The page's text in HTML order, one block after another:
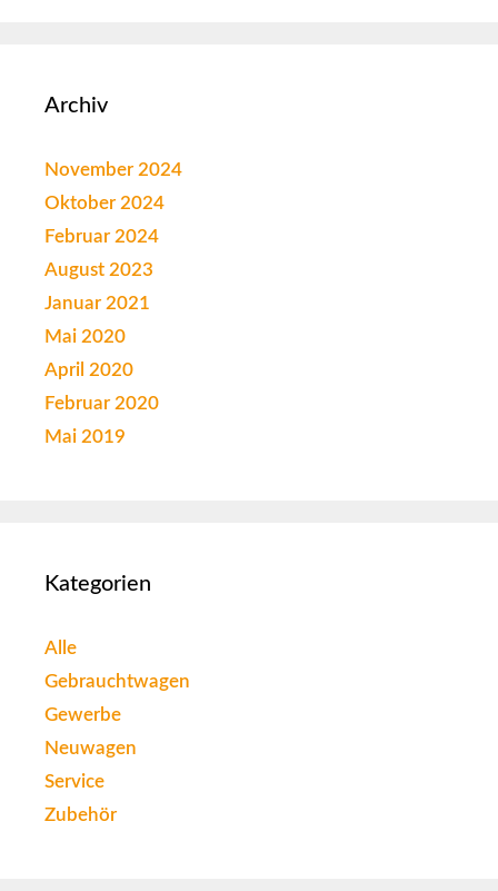
Archiv
November 2024
Oktober 2024
Februar 2024
August 2023
Januar 2021
Mai 2020
April 2020
Februar 2020
Mai 2019
Kategorien
Alle
Gebrauchtwagen
Gewerbe
Neuwagen
Service
Zubehör